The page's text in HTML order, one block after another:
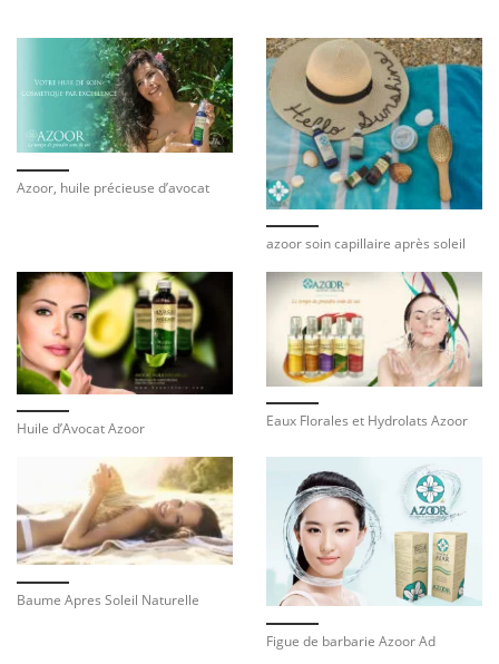
Azoor, huile précieuse d’avocat
azoor soin capillaire après soleil
Huile d’Avocat Azoor Eaux Florales et Hydrolats Azoor
Baume Apres Soleil Naturelle
Figue de barbarie Azoor Ad